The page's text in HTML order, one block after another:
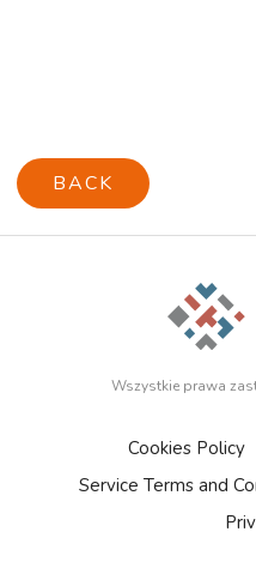
BACK
Wszystkie prawa
Cookies Policy
Service Terms and